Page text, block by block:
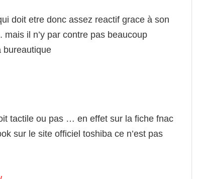
doit etre donc assez reactif grace à son
mais il n’y par contre pas beaucoup
bureautique
tactile ou pas … en effet sur la fiche fnac
sur le site officiel toshiba ce n’est pas